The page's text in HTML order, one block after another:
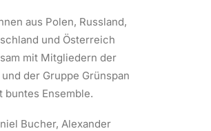
aus Polen, Russland,
und Österreich
mit Mitgliedern der
der Gruppe Grünspan
buntes Ensemble.
Bucher, Alexander